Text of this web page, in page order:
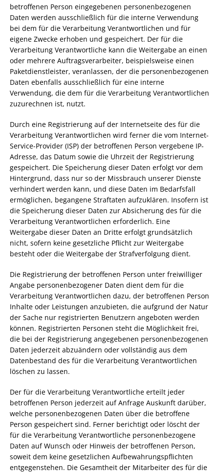
betroffenen Person eingegebenen personenbezogenen
Daten werden ausschließlich für die interne Verwendung
bei dem für die Verarbeitung Verantwortlichen und für
eigene Zwecke erhoben und gespeichert. Der für die
Verarbeitung Verantwortliche kann die Weitergabe an einen
oder mehrere Auftragsverarbeiter, beispielsweise einen
Paketdienstleister, veranlassen, der die personenbezogenen
Daten ebenfalls ausschließlich für eine interne
Verwendung, die dem für die Verarbeitung Verantwortlichen
zuzurechnen ist, nutzt.
Durch eine Registrierung auf der Internetseite des für die
Verarbeitung Verantwortlichen wird ferner die vom Internet-
Service-Provider (ISP) der betroffenen Person vergebene IP-
Adresse, das Datum sowie die Uhrzeit der Registrierung
gespeichert. Die Speicherung dieser Daten erfolgt vor dem
Hintergrund, dass nur so der Missbrauch unserer Dienste
verhindert werden kann, und diese Daten im Bedarfsfall
ermöglichen, begangene Straftaten aufzuklären. Insofern ist
die Speicherung dieser Daten zur Absicherung des für die
Verarbeitung Verantwortlichen erforderlich. Eine
Weitergabe dieser Daten an Dritte erfolgt grundsätzlich
nicht, sofern keine gesetzliche Pflicht zur Weitergabe
besteht oder die Weitergabe der Strafverfolgung dient.
Die Registrierung der betroffenen Person unter freiwilliger
Angabe personenbezogener Daten dient dem für die
Verarbeitung Verantwortlichen dazu, der betroffenen Person
Inhalte oder Leistungen anzubieten, die aufgrund der Natur
der Sache nur registrierten Benutzern angeboten werden
können. Registrierten Personen steht die Möglichkeit frei,
die bei der Registrierung angegebenen personenbezogenen
Daten jederzeit abzuändern oder vollständig aus dem
Datenbestand des für die Verarbeitung Verantwortlichen
löschen zu lassen.
Der für die Verarbeitung Verantwortliche erteilt jeder
betroffenen Person jederzeit auf Anfrage Auskunft darüber,
welche personenbezogenen Daten über die betroffene
Person gespeichert sind. Ferner berichtigt oder löscht der
für die Verarbeitung Verantwortliche personenbezogene
Daten auf Wunsch oder Hinweis der betroffenen Person,
soweit dem keine gesetzlichen Aufbewahrungspflichten
entgegenstehen. Die Gesamtheit der Mitarbeiter des für die